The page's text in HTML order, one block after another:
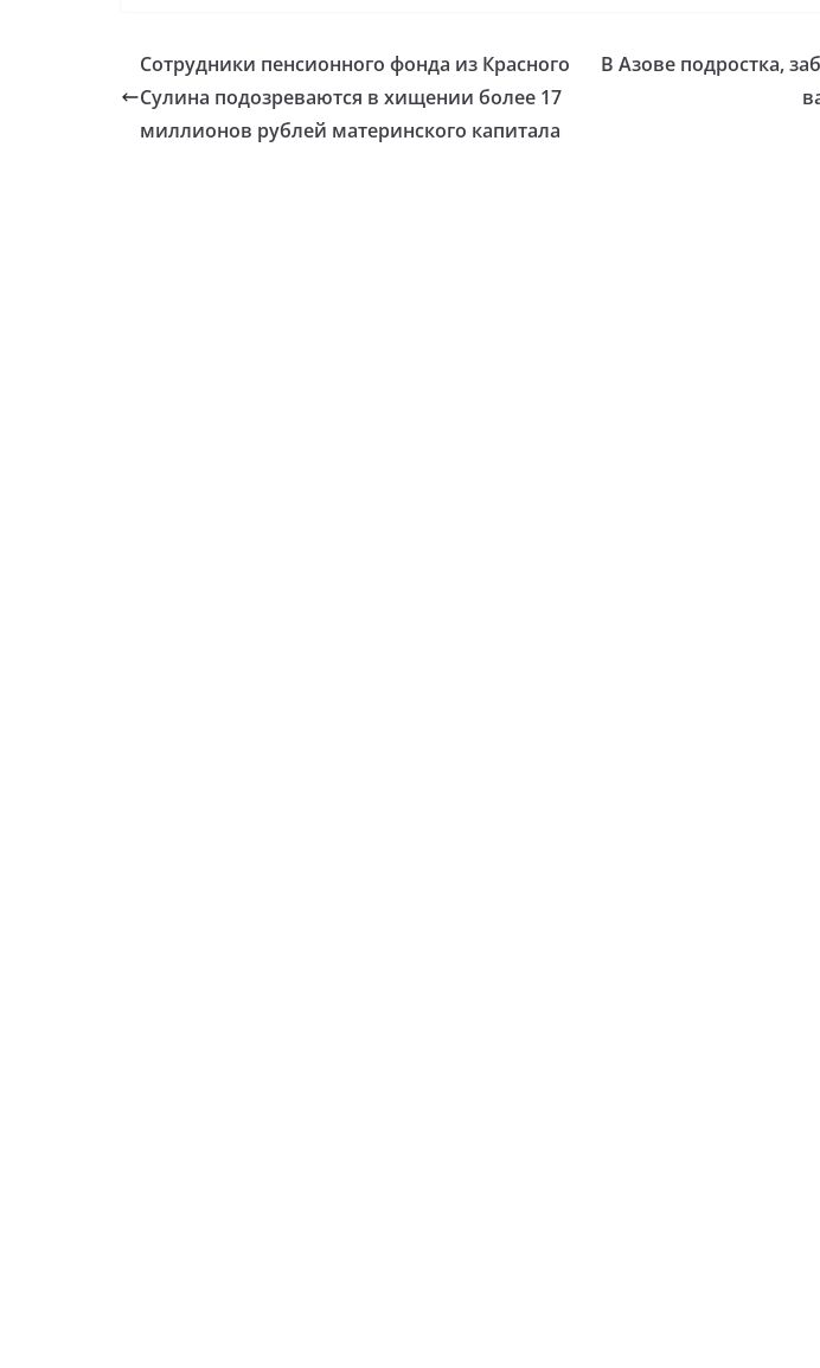
Сотрудники пенсионного фонда из Красного
Сулина подозреваются в хищении более 17
миллионов рублей материнского капитала
В Азове подростка,